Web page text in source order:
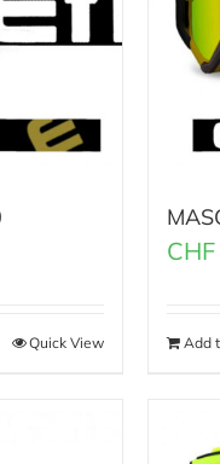
Quick View
CHF
Add